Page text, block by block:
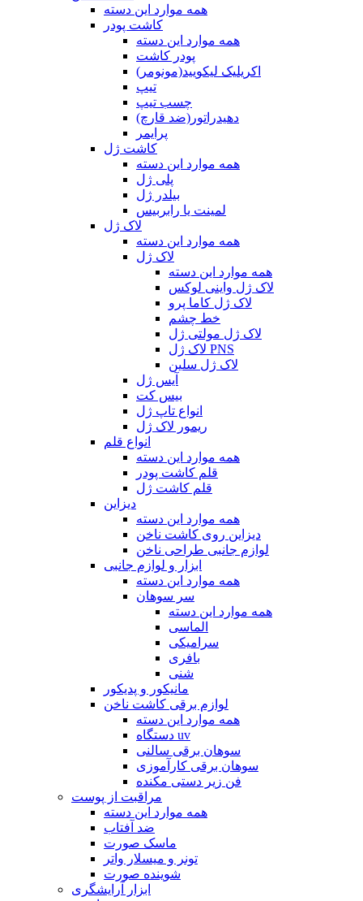
همه موارد این دسته
کاشت پودر
همه موارد این دسته
پودر کاشت
اکریلیک لیکویید(مونومر)
تیپ
چسب تیپ
دهیدراتور(ضد قارچ)
پرایمر
کاشت ژل
همه موارد این دسته
پلی ژل
بیلدر ژل
لمینت یا رابربیس
لاک ژل
همه موارد این دسته
لاک ژل
همه موارد این دسته
لاک ژل واینی لوکس
لاک ژل کاما پرو
خط چشم
لاک ژل مولتی ژل
لاک ژل PNS
لاک ژل سلین
آیس ژل
بیس کت
انواع تاپ ژل
ریمور لاک ژل
انواع قلم
همه موارد این دسته
قلم کاشت پودر
قلم کاشت ژل
دیزاین
همه موارد این دسته
دیزاین روی کاشت ناخن
لوازم جانبی طراحی ناخن
ابزار و لوازم جانبی
همه موارد این دسته
سر سوهان
همه موارد این دسته
الماسی
سرامیکی
بافری
شنی
مانیکور و پدیکور
لوازم برقی کاشت ناخن
همه موارد این دسته
دستگاه uv
سوهان برقی سالنی
سوهان برقی کارآموزی
فن زیر دستی مکنده
مراقبت از پوست
همه موارد این دسته
ضد آفتاب
ماسک صورت
تونر و میسلار واتر
شوینده صورت
ابزار آرایشگری